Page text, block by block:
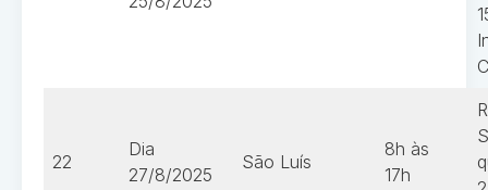
22
Dia
27/8/2025
São Luís
8h às
17h